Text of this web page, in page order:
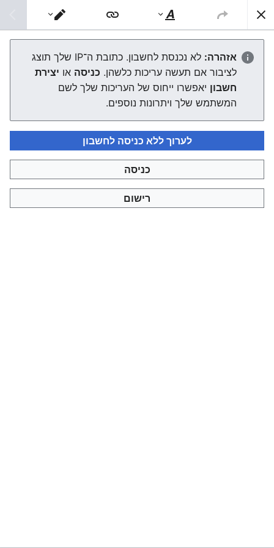
צפונות ויקי
1871
העורך ייטען עכשיו. אם ההודעה הזאת עדיין מוצגת לאחר כמה
שניות, אפשרלטעון את הדף מחדש.
מדיניות פרטיות תצוגת מחשבים
סגנוּן
טקסט
מעבר
עורך
אזהרה:
לא נכנסת לחשבון. כתובת ה־IP שלך תוצג
לציבור אם תעשה עריכות כלשהן. כניסה או יצירת
חשבון יאפשרו ייחוס של העריכות שלך לשם
המשתמש שלך ויתרונות נוספים.
לערוך ללא כניסה לחשבון
כניסה
רישום